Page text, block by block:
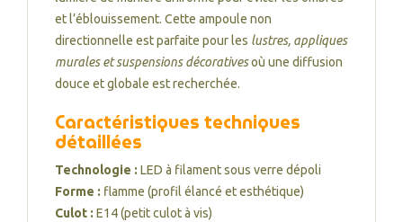
et l’éblouissement. Cette ampoule non
directionnelle est parfaite pour les lustres, appliques
murales et suspensions décorativesoù une diffusion
douce et globale est recherchée.
Caractéristiques techniques
détaillées
Technologie : LED à filament sous verre dépoli
Forme : flamme (profil élancé et esthétique)
Culot : E14 (petit culot à vis)